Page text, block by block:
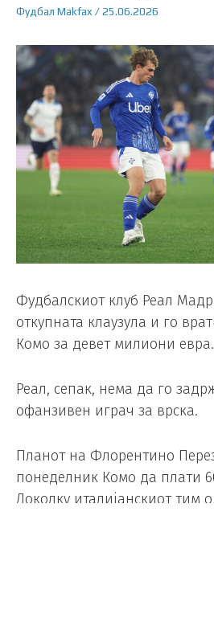
Фудбал Makfax /25.06.2026
Фудбалскиот клуб Реал
откупната клаузула и го
Комо за девет милиони евра.
Реал, сепак, нема да го
офанзивен играч за врска.
Планот на Флорентино
понеделник Комо да плати
Доколку италијанскиот тим